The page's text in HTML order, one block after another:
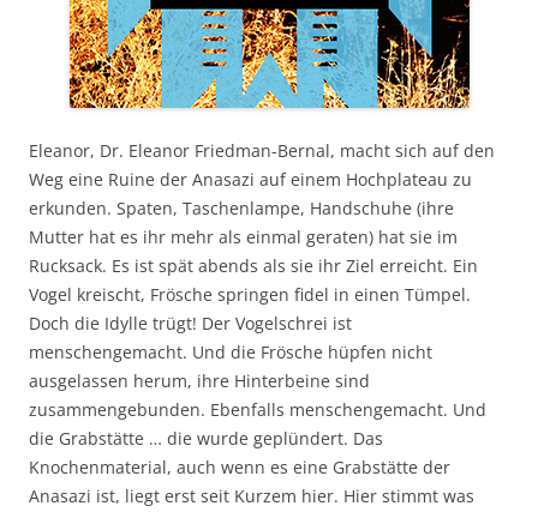
Eleanor, Dr. Eleanor Friedman-Bernal, macht sich auf den
Weg eine Ruine der Anasazi auf einem Hochplateau zu
erkunden. Spaten, Taschenlampe, Handschuhe (ihre
Mutter hat es ihr mehr als einmal geraten) hat sie im
Rucksack. Es ist spät abends als sie ihr Ziel erreicht. Ein
Vogel kreischt, Frösche springen fidel in einen Tümpel.
Doch die Idylle trügt! Der Vogelschrei ist
menschengemacht. Und die Frösche hüpfen nicht
ausgelassen herum, ihre Hinterbeine sind
zusammengebunden. Ebenfalls menschengemacht. Und
die Grabstätte … die wurde geplündert. Das
Knochenmaterial, auch wenn es eine Grabstätte der
Anasazi ist, liegt erst seit Kurzem hier. Hier stimmt was